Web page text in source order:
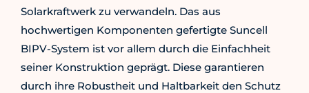
Solarkraftwerk zu verwandeln. Das aus
hochwertigen Komponenten gefertigte Suncell
BIPV-System ist vor allem durch die Einfachheit
seiner Konstruktion geprägt. Diese garantieren
durch ihre Robustheit und Haltbarkeit den Schutz